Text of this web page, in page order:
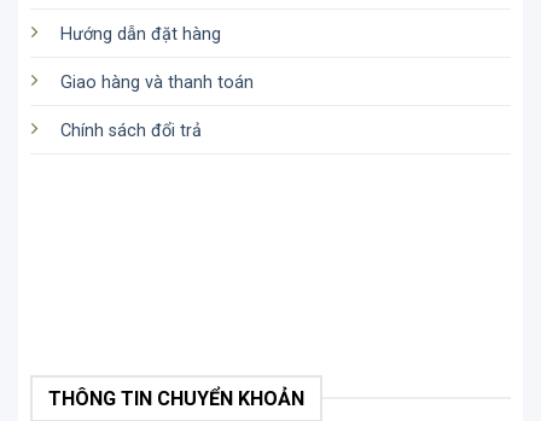
Hướng dẫn đặt hàng
Giao hàng và thanh toán
Chính sách đổi trả
THÔNG TIN CHUYỂN KHOẢN